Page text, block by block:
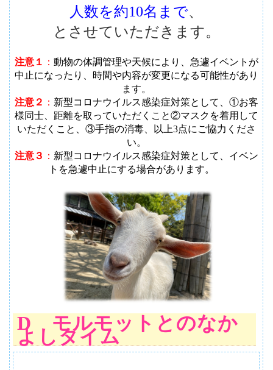
人数を約10名まで、
とさせていただきます。
注意１ ： 動物の体調管理や天候により、急遽イベントが
中止になったり、時間や内容が変更になる可能性があり
ます。
注意２ ： 新型コロナウイルス感染症対策として、①お客
様同士、距離を取っていただくこと②マスクを着用して
いただくこと、③手指の消毒、以上3点にご協力くださ
い。
注意３ ： 新型コロナウイルス感染症対策として、イベン
トを急遽中止にする場合があります。
D モルモットとのなか
よしタイム